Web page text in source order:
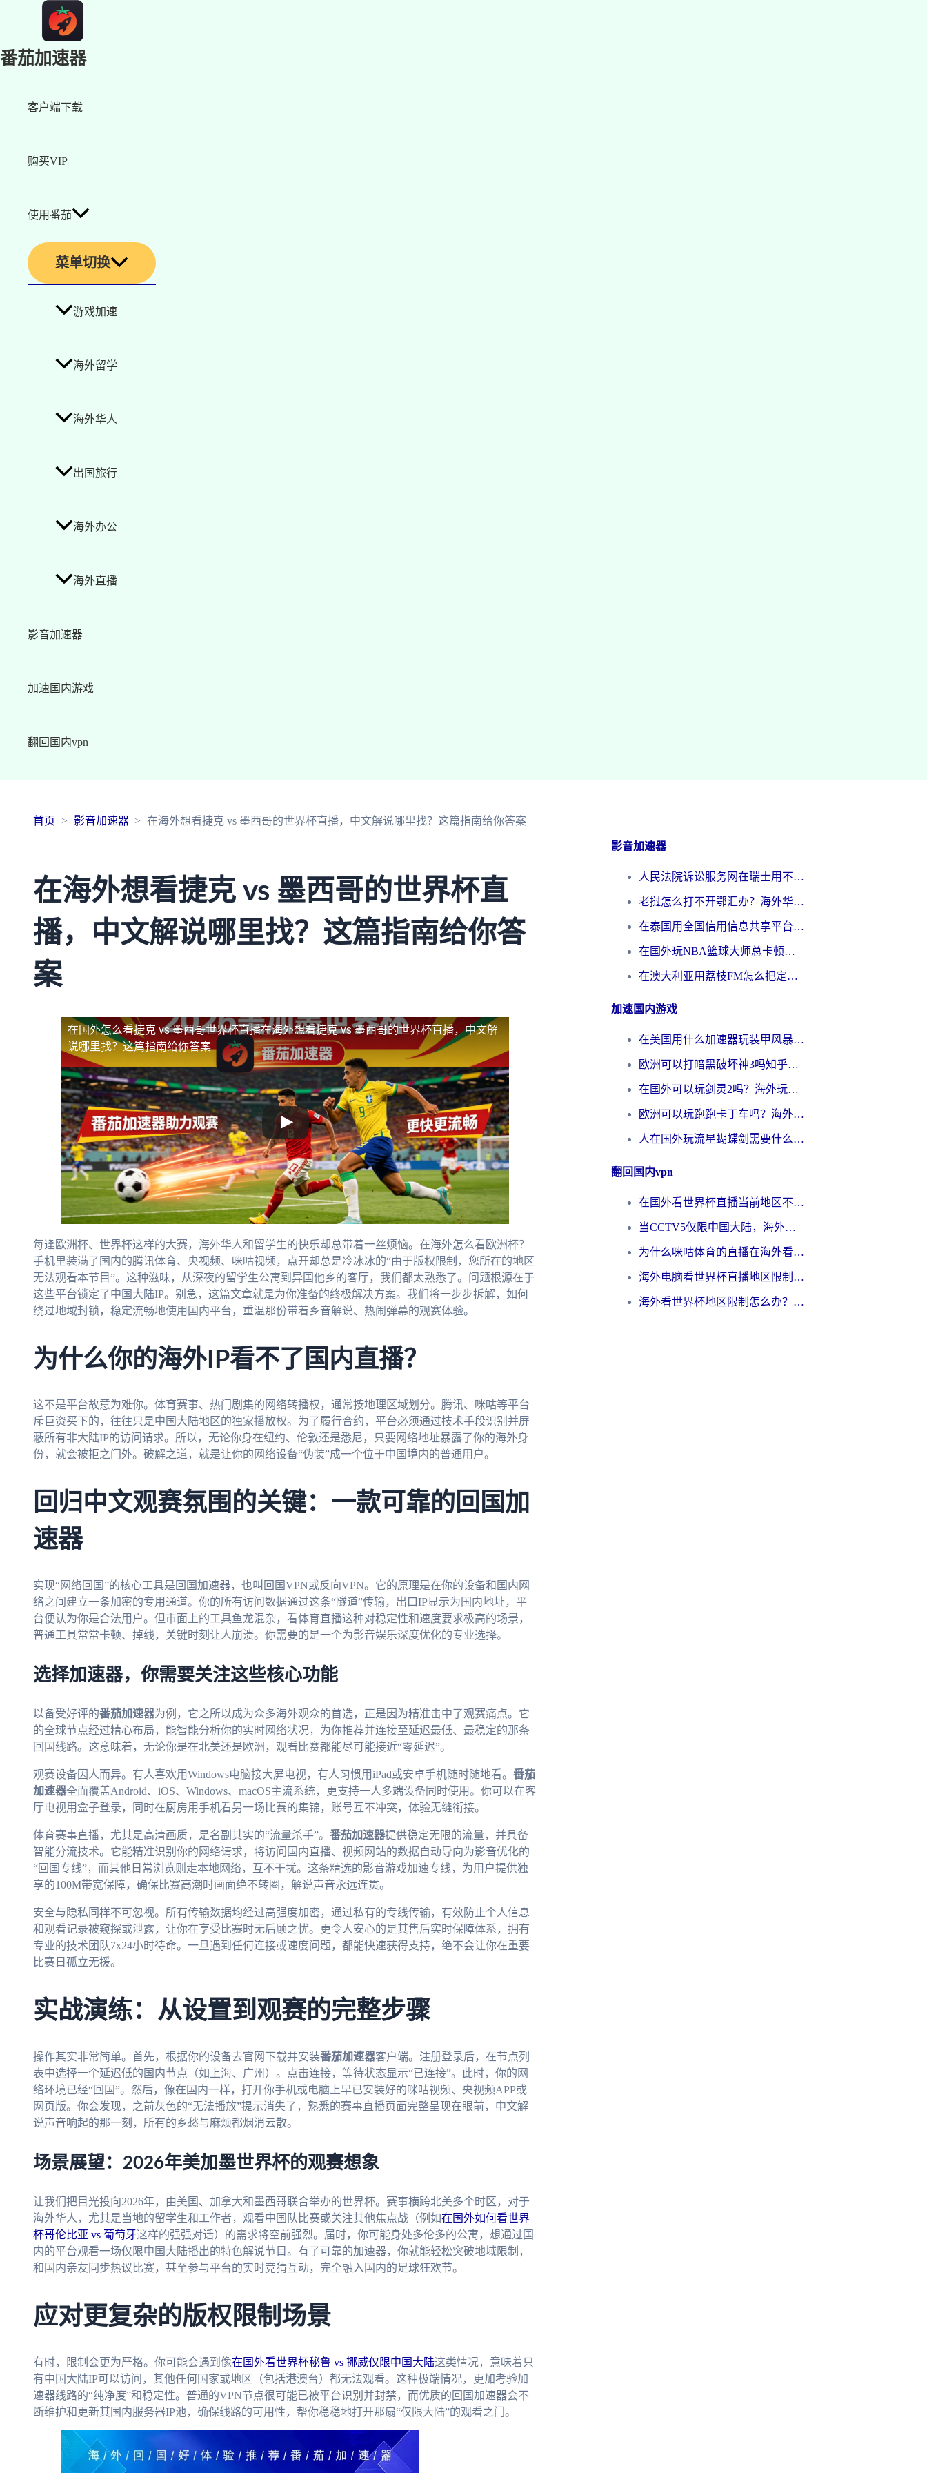
番茄加速器
客户端下载
购买VIP
使用番茄
菜单切换
游戏加速
海外留学
海外华人
出国旅行
海外办公
海外直播
影音加速器
加速国内游戏
翻回国内vpn
首页 影音加速器 在海外想看捷克 vs 墨西哥的世界杯直播，中文解说哪里找？这篇指南给你答案
在海外想看捷克 vs 墨西哥的世界杯直
播，中文解说哪里找？这篇指南给你答
案
在国外怎么看捷克 vs 墨西哥世界杯直播在海外想看捷克 vs 墨西哥的世界杯直播，中文解
说哪里找？这篇指南给你答案
每逢欧洲杯、世界杯这样的大赛，海外华人和留学生的快乐却总带着一丝烦恼。在海外怎么看欧洲杯？
手机里装满了国内的腾讯体育、央视频、咪咕视频，点开却总是冷冰冰的“由于版权限制，您所在的地区
无法观看本节目”。这种滋味，从深夜的留学生公寓到异国他乡的客厅，我们都太熟悉了。问题根源在于
这些平台锁定了中国大陆IP。别急，这篇文章就是为你准备的终极解决方案。我们将一步步拆解，如何
绕过地域封锁，稳定流畅地使用国内平台，重温那份带着乡音解说、热闹弹幕的观赛体验。
为什么你的海外IP看不了国内直播？
这不是平台故意为难你。体育赛事、热门剧集的网络转播权，通常按地理区域划分。腾讯、咪咕等平台
斥巨资买下的，往往只是中国大陆地区的独家播放权。为了履行合约，平台必须通过技术手段识别并屏
蔽所有非大陆IP的访问请求。所以，无论你身在纽约、伦敦还是悉尼，只要网络地址暴露了你的海外身
份，就会被拒之门外。破解之道，就是让你的网络设备“伪装”成一个位于中国境内的普通用户。
回归中文观赛氛围的关键：一款可靠的回国加
速器
实现“网络回国”的核心工具是回国加速器，也叫回国VPN或反向VPN。它的原理是在你的设备和国内网
络之间建立一条加密的专用通道。你的所有访问数据通过这条“隧道”传输，出口IP显示为国内地址，平
台便认为你是合法用户。但市面上的工具鱼龙混杂，看体育直播这种对稳定性和速度要求极高的场景，
普通工具常常卡顿、掉线，关键时刻让人崩溃。你需要的是一个为影音娱乐深度优化的专业选择。
选择加速器，你需要关注这些核心功能
以备受好评的番茄加速器为例，它之所以成为众多海外观众的首选，正是因为精准击中了观赛痛点。它
的全球节点经过精心布局，能智能分析你的实时网络状况，为你推荐并连接至延迟最低、最稳定的那条
回国线路。这意味着，无论你是在北美还是欧洲，观看比赛都能尽可能接近“零延迟”。
观赛设备因人而异。有人喜欢用Windows电脑接大屏电视，有人习惯用iPad或安卓手机随时随地看。 番茄
加速器全面覆盖Android、iOS、Windows、macOS主流系统，更支持一人多端设备同时使用。你可以在客
厅电视用盒子登录，同时在厨房用手机看另一场比赛的集锦，账号互不冲突，体验无缝衔接。
体育赛事直播，尤其是高清画质，是名副其实的“流量杀手”。 番茄加速器提供稳定无限的流量，并具备
智能分流技术。它能精准识别你的网络请求，将访问国内直播、视频网站的数据自动导向为影音优化的
“回国专线”，而其他日常浏览则走本地网络，互不干扰。这条精选的影音游戏加速专线，为用户提供独
享的100M带宽保障，确保比赛高潮时画面绝不转圈，解说声音永远连贯。
安全与隐私同样不可忽视。所有传输数据均经过高强度加密，通过私有的专线传输，有效防止个人信息
和观看记录被窥探或泄露，让你在享受比赛时无后顾之忧。更令人安心的是其售后实时保障体系，拥有
专业的技术团队7x24小时待命。一旦遇到任何连接或速度问题，都能快速获得支持，绝不会让你在重要
比赛日孤立无援。
实战演练：从设置到观赛的完整步骤
操作其实非常简单。首先，根据你的设备去官网下载并安装番茄加速器客户端。注册登录后，在节点列
表中选择一个延迟低的国内节点（如上海、广州）。点击连接，等待状态显示“已连接”。此时，你的网
络环境已经“回国”。然后，像在国内一样，打开你手机或电脑上早已安装好的咪咕视频、央视频APP或
网页版。你会发现，之前灰色的“无法播放”提示消失了，熟悉的赛事直播页面完整呈现在眼前，中文解
说声音响起的那一刻，所有的乡愁与麻烦都烟消云散。
场景展望：2026年美加墨世界杯的观赛想象
让我们把目光投向2026年，由美国、加拿大和墨西哥联合举办的世界杯。赛事横跨北美多个时区，对于
海外华人，尤其是当地的留学生和工作者，观看中国队比赛或关注其他焦点战（例如在国外如何看世界
杯哥伦比亚 vs 葡萄牙这样的强强对话）的需求将空前强烈。届时，你可能身处多伦多的公寓，想通过国
内的平台观看一场仅限中国大陆播出的特色解说节目。有了可靠的加速器，你就能轻松突破地域限制，
和国内亲友同步热议比赛，甚至参与平台的实时竞猜互动，完全融入国内的足球狂欢节。
应对更复杂的版权限制场景
有时，限制会更为严格。你可能会遇到像在国外看世界杯秘鲁 vs 挪威仅限中国大陆这类情况，意味着只
有中国大陆IP可以访问，其他任何国家或地区（包括港澳台）都无法观看。这种极端情况，更加考验加
速器线路的“纯净度”和稳定性。普通的VPN节点很可能已被平台识别并封禁，而优质的回国加速器会不
断维护和更新其国内服务器IP池，确保线路的可用性，帮你稳稳地打开那扇“仅限大陆”的观看之门。
影音加速器
人民法院诉讼服务网在瑞士用不了怎么办？海外华人必备的回国加速指南
老挝怎么打不开鄂汇办？海外华人必看的回国加速全攻略（附欧洲杯小说流畅技巧）
在泰国用全国信用信息共享平台怎么把定位修改到中国国内？海外党解决国内服务访问难题的实用指南
在国外玩NBA篮球大师总卡顿？这篇解决你所有海外看国内内容的烦恼
在澳大利亚用荔枝FM怎么把定位修改到中国国内？海外华人必看的内容访问指南
加速国内游戏
在美国用什么加速器玩装甲风暴？海外玩家亲测有效的国服游戏加速指南
欧洲可以打暗黑破坏神3吗知乎？海外玩家国服游戏加速终极指南
在国外可以玩剑灵2吗？海外玩家国服畅玩终极指南（附永恒之塔明日方舟加速方案）
欧洲可以玩跑跑卡丁车吗？海外玩家国服游戏畅玩终极指南（附QQ炫舞剑网3解决方案）
人在国外玩流星蝴蝶剑需要什么加速器？老玩家亲测的终极解决方案
翻回国内vpn
在国外看世界杯直播当前地区不可播放？海外党必看的回国加速全攻略
当CCTV5仅限中国大陆，海外球迷的世界杯狂欢如何继续？
为什么咪咕体育的直播在海外看不了？3步解决海外看世界杯+抖音地区限制难题
海外电脑看世界杯直播地区限制怎么办？你需要一个聪明的加速器
海外看世界杯地区限制怎么办？一篇搞定咪咕视频播放+国内资源无缝访问指南